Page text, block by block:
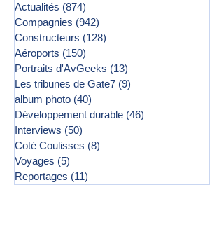
Actualités (874)
Compagnies (942)
Constructeurs (128)
Aéroports (150)
Portraits d'AvGeeks (13)
Les tribunes de Gate7 (9)
album photo (40)
Développement durable (46)
Interviews (50)
Coté Coulisses (8)
Voyages (5)
Reportages (11)